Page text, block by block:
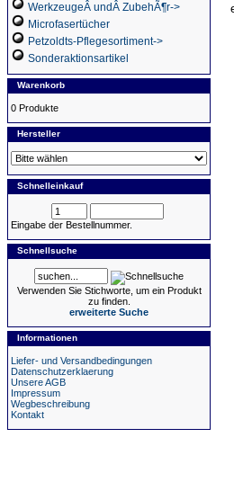
WerkzeugeÂ undÂ ZubehÃ¶r->
Microfasertücher
Petzoldts-Pflegesortiment->
Sonderaktionsartikel
Warenkorb
0 Produkte
Hersteller
Schnelleinkauf
Eingabe der Bestellnummer.
Schnellsuche
Verwenden Sie Stichworte, um ein Produkt
zu finden.
erweiterte Suche
Informationen
Liefer- und Versandbedingungen
Datenschutzerklaerung
Unsere AGB
Impressum
Wegbeschreibung
Kontakt